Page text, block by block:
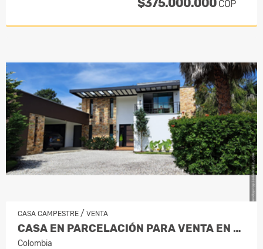
$375.000.000 COP
CASA CAMPESTRE / VENTA
CASA EN PARCELACIÓN PARA VENTA EN RIO…
Colombia